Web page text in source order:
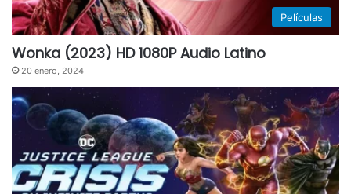
Películas
Wonka (2023) HD 1080P Audio Latino
20 enero, 2024